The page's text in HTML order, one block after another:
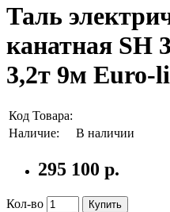
Таль
канатная
3,2т 9м Euro-
Код Товара:
Наличие:
В наличии
295 100 р.
Кол-во
Купить